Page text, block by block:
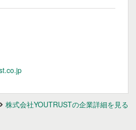
株式会社YOUTRUSTの企業詳細を見る